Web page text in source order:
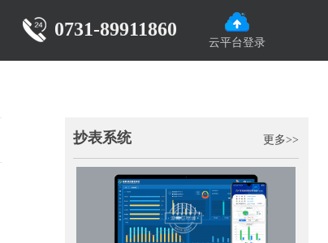
云平台登录
0731-89911860
抄表系统 更多>>